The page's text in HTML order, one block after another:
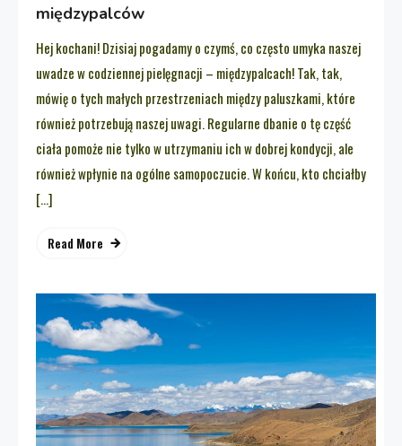
międzypalców
Hej kochani! Dzisiaj pogadamy o czymś, co często umyka naszej
uwadze w codziennej pielęgnacji – międzypalcach! Tak, tak,
mówię o tych małych przestrzeniach między paluszkami, które
również potrzebują naszej uwagi. Regularne dbanie o tę część
ciała pomoże nie tylko w utrzymaniu ich w dobrej kondycji, ale
również wpłynie na ogólne samopoczucie. W końcu, kto chciałby
[…]
Read More